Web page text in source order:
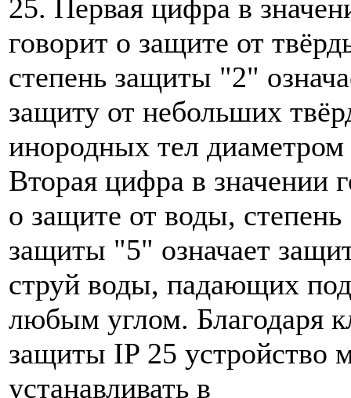
25. Первая цифра в
говорит о защите от
степень защиты "2"
защиту от небольших
инородных тел
Вторая цифра в значении
о защите от воды, степень
защиты "5" означает
струй воды, падающих под
любым углом. Благодаря
защиты IP 25 устройство
устанавливать в